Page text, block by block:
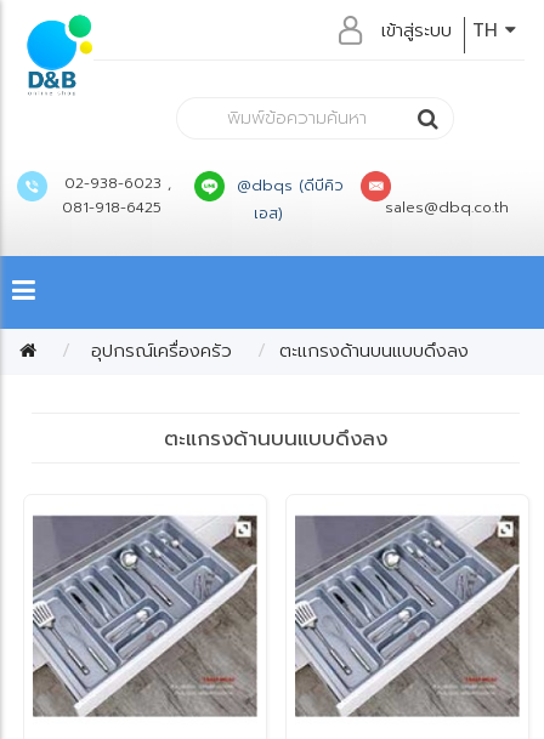
TH
เข้าสู่ระบบ
02-938-6023 ,
081-918-6425
@dbqs (ดีบีคิว
เอส)
sales@dbq.co.th
อุปกรณ์เครื่องครัว ตะแกรงด้านบนแบบดึงลง
ตะแกรงด้านบนแบบดึงลง